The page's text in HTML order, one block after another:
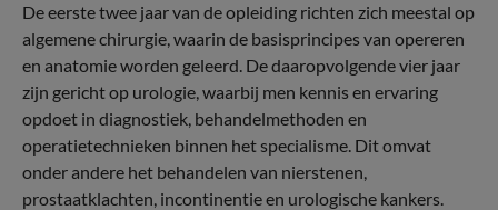
De eerste twee jaar van de opleiding richten zich meestal op
algemene chirurgie, waarin de basisprincipes van opereren
en anatomie worden geleerd. De daaropvolgende vier jaar
zijn gericht op urologie, waarbij men kennis en ervaring
opdoet in diagnostiek, behandelmethoden en
operatietechnieken binnen het specialisme. Dit omvat
onder andere het behandelen van nierstenen,
prostaatklachten, incontinentie en urologische kankers.